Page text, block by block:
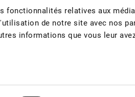
fonctionnalités relatives aux
de notre site avec nos
informations que vous leur